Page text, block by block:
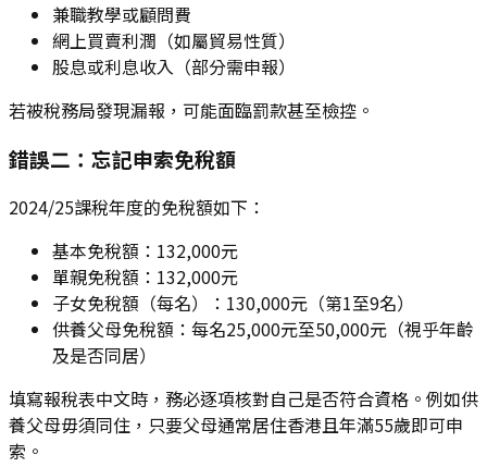
兼職教學或顧問費
網上買賣利潤（如屬貿易性質）
股息或利息收入（部分需申報）
若被稅務局發現漏報，可能面臨罰款甚至檢控。
錯誤二：忘記申索免稅額
2024/25課稅年度的免稅額如下：
基本免稅額：132,000元
單親免稅額：132,000元
子女免稅額（每名）：130,000元（第1至9名）
供養父母免稅額：每名25,000元至50,000元（視乎年齡
及是否同居）
填寫報稅表中文時，務必逐項核對自己是否符合資格。例如供
養父母毋須同住，只要父母通常居住香港且年滿55歲即可申
索。